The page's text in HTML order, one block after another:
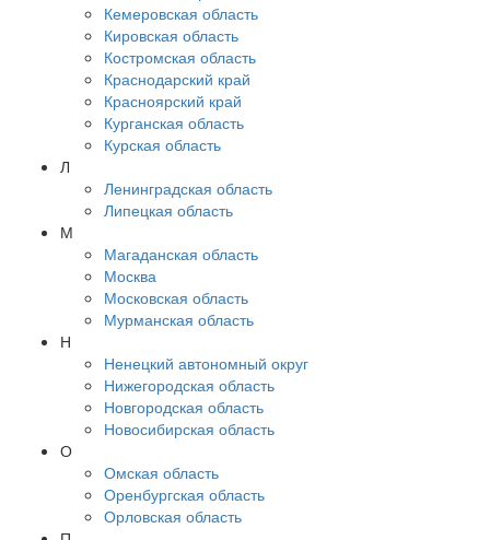
Кемеровская область
Кировская область
Костромская область
Краснодарский край
Красноярский край
Курганская область
Курская область
Л
Ленинградская область
Липецкая область
М
Магаданская область
Москва
Московская область
Мурманская область
Н
Ненецкий автономный округ
Нижегородская область
Новгородская область
Новосибирская область
О
Омская область
Оренбургская область
Орловская область